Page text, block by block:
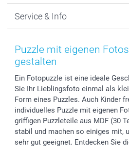
Fotoabzüge, Fotos als Buch &
Zubehör & Material
Foto-Kalender & Agenden
Geschenk-Gutscheine (PDF)
Datenschutz
AGB
Impressum
Partnerprogramme
Investor Relations
B2B smartbusiness
Widerrufsrecht
Neujahr
Muttertag
Vatertag
Hochzeit
Geburtstag
Geburt
Zu allen Anlässen
Service & Info
Preise und Versandkosten
Lieferfristen
Zahlungsmöglichkeiten
Anmelden /Registrieren
Sitemap
Status der Bestellung
smartfriends
smartgarantie
Puzzle mit eigenen
gestalten
Ein Fotopuzzle ist eine ideale
Sie Ihr Lieblingsfoto einmal als
Form eines Puzzles. Auch Kinder
individuelles Puzzle mit eigenen
griffigen Puzzleteile aus MDF (30
stabil und machen so einiges mit,
sehr gut geeignet. Entdecken Sie